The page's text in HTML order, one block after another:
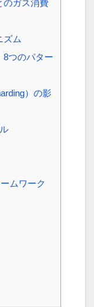
のガス消費
ズム
8つのパター
）の影
ムワーク